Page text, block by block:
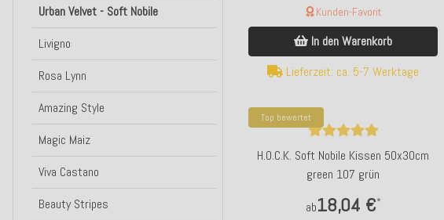
Kunden-Favorit
In den Warenkorb
Lieferzeit: ca. 5-7 Werktage
Top bewertet
H.O.C.K. Soft Nobile Kissen 50x30cm
green 107 grün
ab18,04 €*
Urban Velvet - Soft Nobile
Livigno
Rosa Lynn
Amazing Style
Magic Maiz
Viva Castano
Beauty Stripes